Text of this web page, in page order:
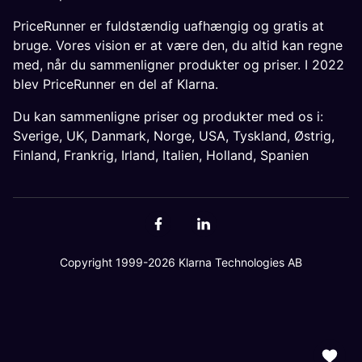
PriceRunner er fuldstændig uafhængig og gratis at
bruge. Vores vision er at være den, du altid kan regne
med, når du sammenligner produkter og priser. I 2022
blev PriceRunner en del af Klarna.
Du kan sammenligne priser og produkter med os i:
Sverige, UK, Danmark, Norge, USA, Tyskland, Østrig,
Finland, Frankrig, Irland, Italien, Holland, Spanien
Copyright 1999-2026 Klarna Technologies AB